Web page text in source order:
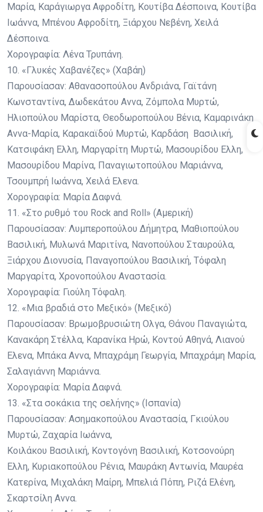
Μαρία, Καράγιωργα Αφροδίτη, Κουτίβα Δέσποινα, Κουτίβα
Ιωάννα, Μπένου Αφροδίτη, Ξιάρχου Νεβένη, Χειλά
Δέσποινα.
Χορογραφία: Λένα Τρυπάνη.
10. «Γλυκές Χαβανέζες» (Χαβάη)
Παρουσίασαν: Αθανασοπούλου Ανδριάνα, Γαϊτάνη
Κωνσταντίνα, Δωδεκάτου Αννα, Ζόμπολα Μυρτώ,
Ηλιοπούλου Μαρίστα, Θεοδωροπούλου Βένια, Καμαρινάκη
Αννα-Μαρία, Καρακαϊδού Μυρτώ, Καρδάση Βασιλική,
Κατσιφάκη Ελλη, Μαργαρίτη Μυρτώ, Μασουρίδου Ελλη,
Μασουρίδου Μαρίνα, Παναγιωτοπούλου Μαριάννα,
Τσουμπρή Ιωάννα, Χειλά Ελενα.
Χορογραφία: Μαρία Δαφνά.
11. «Στο ρυθμό του Rock and Roll» (Αμερική)
Παρουσίασαν: Λυμπεροπούλου Δήμητρα, Μαθιοπούλου
Βασιλική, Μυλωνά Μαριτίνα, Νανοπούλου Σταυρούλα,
Ξιάρχου Διονυσία, Παναγοπούλου Βασιλική, Τόφαλη
Μαργαρίτα, Χρονοπούλου Αναστασία.
Χορογραφία: Γιούλη Τόφαλη.
12. «Μια βραδιά στο Μεξικό» (Μεξικό)
Παρουσίασαν: Βρωμοβρυσιώτη Ολγα, Θάνου Παναγιώτα,
Κανακάρη Στέλλα, Καρανίκα Ηρώ, Κοντού Αθηνά, Λιανού
Ελενα, Μπάκα Αννα, Μπαχράμη Γεωργία, Μπαχράμη Μαρία,
Σαλαγιάννη Μαριάννα.
Χορογραφία: Μαρία Δαφνά.
13. «Στα σοκάκια της σελήνης» (Ισπανία)
Παρουσίασαν: Ασημακοπούλου Αναστασία, Γκιούλου
Μυρτώ, Ζαχαρία Ιωάννα,
Κοιλάκου Βασιλική, Κοντογόνη Βασιλική, Κοτσονούρη
Ελλη, Κυριακοπούλου Ρένια, Μαυράκη Αντωνία, Μαυρέα
Κατερίνα, Μιχαλάκη Μαίρη, Μπελιά Πόπη, Ριζά Ελένη,
Σκαρτσίλη Αννα.